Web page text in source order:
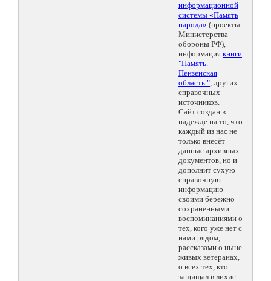
информационной
системы «Память
народа» (проекты
Министерства
обороны РФ),
информация книги
"Память.
Пензенская
область.", других
справочных
источников.
Сайт создан в
надежде на то, что
каждый из нас не
только внесёт
данные архивных
документов, но и
дополнит сухую
справочную
информацию
своими бережно
сохраненными
воспоминаниями о
тех, кого уже нет с
нами рядом,
рассказами о ныне
живых ветеранах,
о всех тех, кто
защищал в лихие